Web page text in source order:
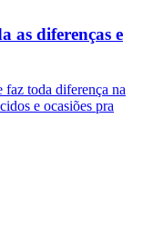
as diferenças e
faz toda diferença na
e ocasiões pra